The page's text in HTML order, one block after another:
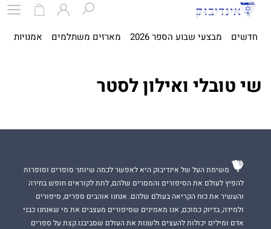
חדשים מבצעי שבוע הספר 2026 מארזים משתלמים אמנויות
שי טובלי ואילון לסטר
משימת העל של אינדיבוק היא לאפשר לכמה שיותר סופרים וסופרות
להפיץ לעולם את הסיפורים והמסרים שלהם, לתת לקוראים חופש בחירה
והעשיר את כוח הקריאה בעולם שלהם. אנחנו אוהבים ספרים, סיפורים
ולמידה, בדיוק כמוכם, אנו מאמינים שסיפורים מעצבים את מי שאנחנו כבני
אדם ומילים יכולות להעצים ולשנות את העולם שסביבנו.קצת על ספרים